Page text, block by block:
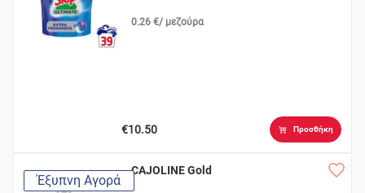
0.26 €/ μεζούρα
€10.50 Προσθήκη
Έξυπνη Αγορά
CAJOLINE Gold